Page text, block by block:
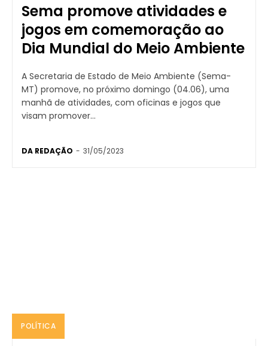
Sema promove atividades e
jogos em comemoração ao
Dia Mundial do Meio Ambiente
A Secretaria de Estado de Meio Ambiente (Sema-
MT) promove, no próximo domingo (04.06), uma
manhã de atividades, com oficinas e jogos que
visam promover...
DA REDAÇÃO - 31/05/2023
POLÍTICA